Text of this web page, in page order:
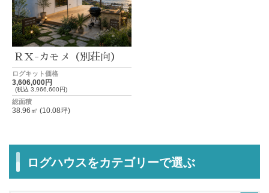
ＲＸ-カモメ（別荘向）
ログキット価格
3,606,000円
(税込 3,966,600円)
総面積
38.96㎡ (10.08坪)
ログハウスをカテゴリーで選ぶ